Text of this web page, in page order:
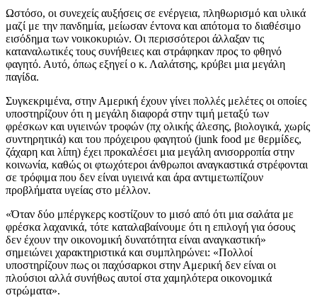
Ωστόσο, οι συνεχείς αυξήσεις σε ενέργεια, πληθωρισμό και υλικά
μαζί με την πανδημία, μείωσαν έντονα και απότομα το διαθέσιμο
εισόδημα των νοικοκυριών. Οι περισσότεροι άλλαξαν τις
καταναλωτικές τους συνήθειες και στράφηκαν προς το φθηνό
φαγητό. Αυτό, όπως εξηγεί ο κ. Λαλάτσης, κρύβει μια μεγάλη
παγίδα.
Συγκεκριμένα, στην Αμερική έχουν γίνει πολλές μελέτες οι οποίες
υποστηρίζουν ότι η μεγάλη διαφορά στην τιμή μεταξύ των
φρέσκων και υγιεινών τροφών (πχ ολικής άλεσης, βιολογικά, χωρίς
συντηρητικά) και του πρόχειρου φαγητού (junk food με θερμίδες,
ζάχαρη και λίπη) έχει προκαλέσει μια μεγάλη ανισορροπία στην
κοινωνία, καθώς οι φτωχότεροι άνθρωποι αναγκαστικά στρέφονται
σε τρόφιμα που δεν είναι υγιεινά και άρα αντιμετωπίζουν
προβλήματα υγείας στο μέλλον.
«Όταν δύο μπέργκερς κοστίζουν το μισό από ότι μια σαλάτα με
φρέσκα λαχανικά, τότε καταλαβαίνουμε ότι η επιλογή για όσους
δεν έχουν την οικονομική δυνατότητα είναι αναγκαστική»
σημειώνει χαρακτηριστικά και συμπληρώνει: «Πολλοί
υποστηρίζουν πως οι παχύσαρκοι στην Αμερική δεν είναι οι
πλούσιοι αλλά συνήθως αυτοί στα χαμηλότερα οικονομικά
στρώματα».